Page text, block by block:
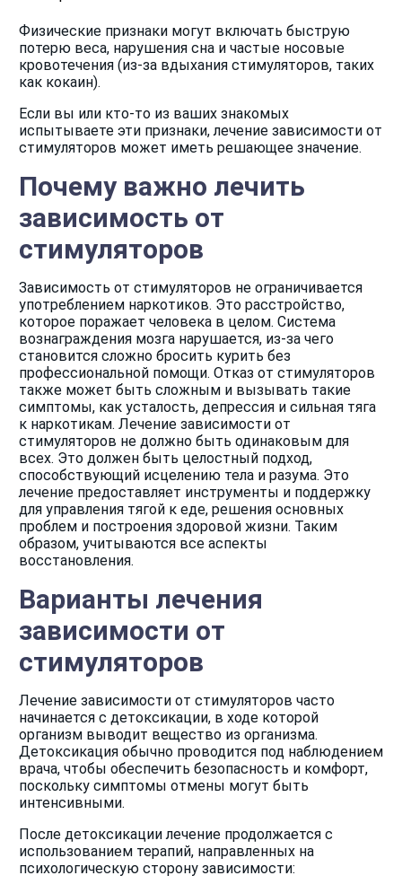
Физические признаки могут включать быструю
потерю веса, нарушения сна и частые носовые
кровотечения (из-за вдыхания стимуляторов, таких
как кокаин).
Если вы или кто-то из ваших знакомых
испытываете эти признаки, лечение зависимости от
стимуляторов может иметь решающее значение.
Почему важно лечить
зависимость от
стимуляторов
Зависимость от стимуляторов не ограничивается
употреблением наркотиков. Это расстройство,
которое поражает человека в целом. Система
вознаграждения мозга нарушается, из-за чего
становится сложно бросить курить без
профессиональной помощи. Отказ от стимуляторов
также может быть сложным и вызывать такие
симптомы, как усталость, депрессия и сильная тяга
к наркотикам. Лечение зависимости от
стимуляторов не должно быть одинаковым для
всех. Это должен быть целостный подход,
способствующий исцелению тела и разума. Это
лечение предоставляет инструменты и поддержку
для управления тягой к еде, решения основных
проблем и построения здоровой жизни. Таким
образом, учитываются все аспекты
восстановления.
Варианты лечения
зависимости от
стимуляторов
Лечение зависимости от стимуляторов часто
начинается с детоксикации, в ходе которой
организм выводит вещество из организма.
Детоксикация обычно проводится под наблюдением
врача, чтобы обеспечить безопасность и комфорт,
поскольку симптомы отмены могут быть
интенсивными.
После детоксикации лечение продолжается с
использованием терапий, направленных на
психологическую сторону зависимости: